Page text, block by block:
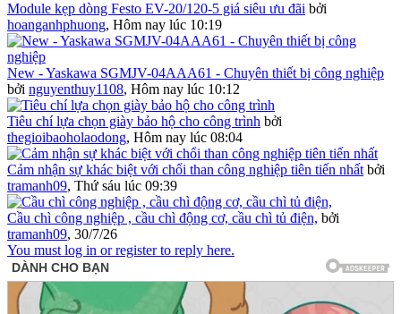
Module kẹp dòng Festo EV-20/120-5 giá siêu ưu đãi bởi
hoanganhphuong, Hôm nay lúc 10:19
New - Yaskawa SGMJV-04AAA61 - Chuyên thiết bị công nghiệp
bởi nguyenthuy1108, Hôm nay lúc 10:12
Tiêu chí lựa chọn giày bảo hộ cho công trình bởi
thegioibaoholaodong, Hôm nay lúc 08:04
Cảm nhận sự khác biệt với chổi than công nghiệp tiên tiến nhất bởi
tramanh09, Thứ sáu lúc 09:39
Cầu chì công nghiệp , cầu chì động cơ, cầu chì tủ điện, bởi
tramanh09, 30/7/26
You must log in or register to reply here.